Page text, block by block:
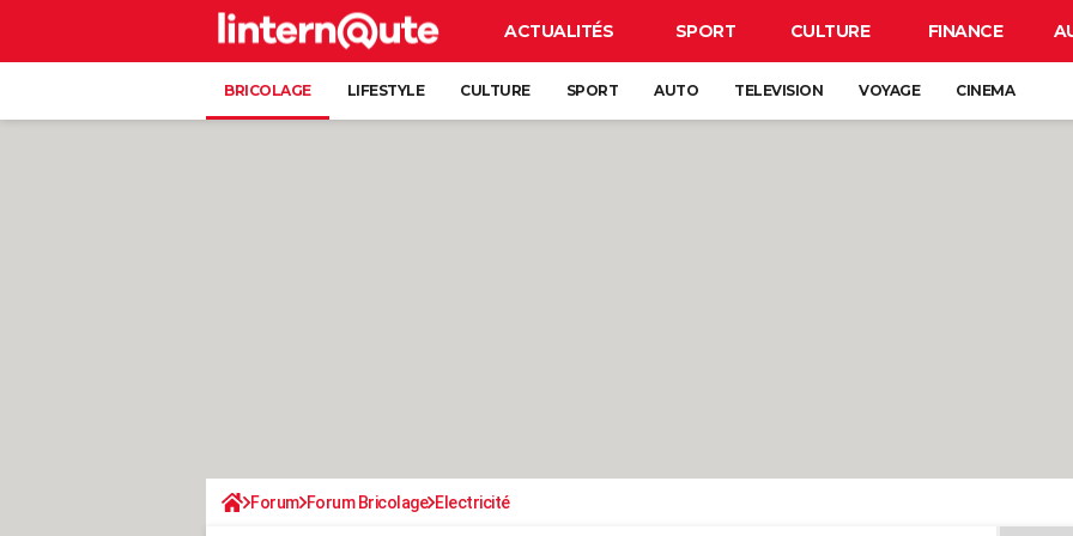
ACTUALITÉS SPORT CULTURE FINANCE
BRICOLAGE LIFESTYLE CULTURE SPORT AUTO TELEVISION VOYAGE CINEMA
Forum Forum Bricolage Electricité